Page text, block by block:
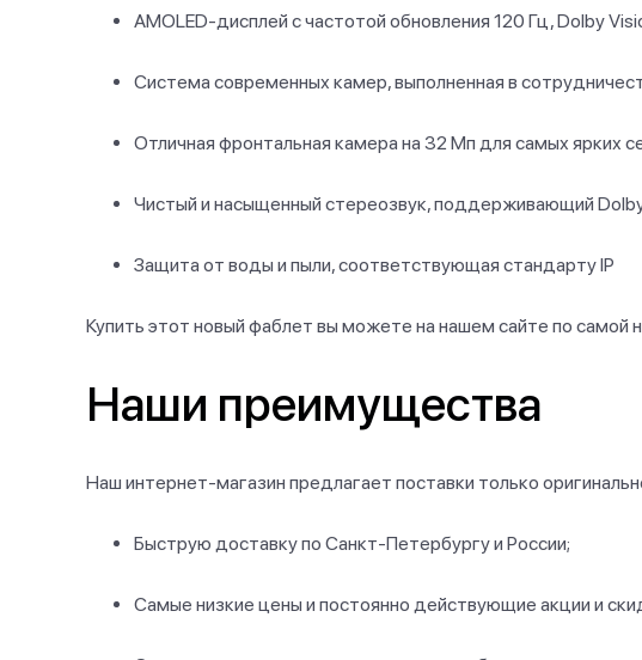
AMOLED-дисплей с частотой обновления 120 Гц, Dolby
Система современных камер, выполненная в
Отличная фронтальная камера на 32 Мп для самых ярких
Чистый и насыщенный стереозвук, поддерживающий
Защита от воды и пыли, соответствующая стандарту IP
Купить этот новый фаблет вы можете на нашем сайте по самой
Наши преимущества
Наш интернет-магазин предлагает поставки только
Быструю доставку по Санкт-Петербургу и России;
Самые низкие цены и постоянно действующие акции и